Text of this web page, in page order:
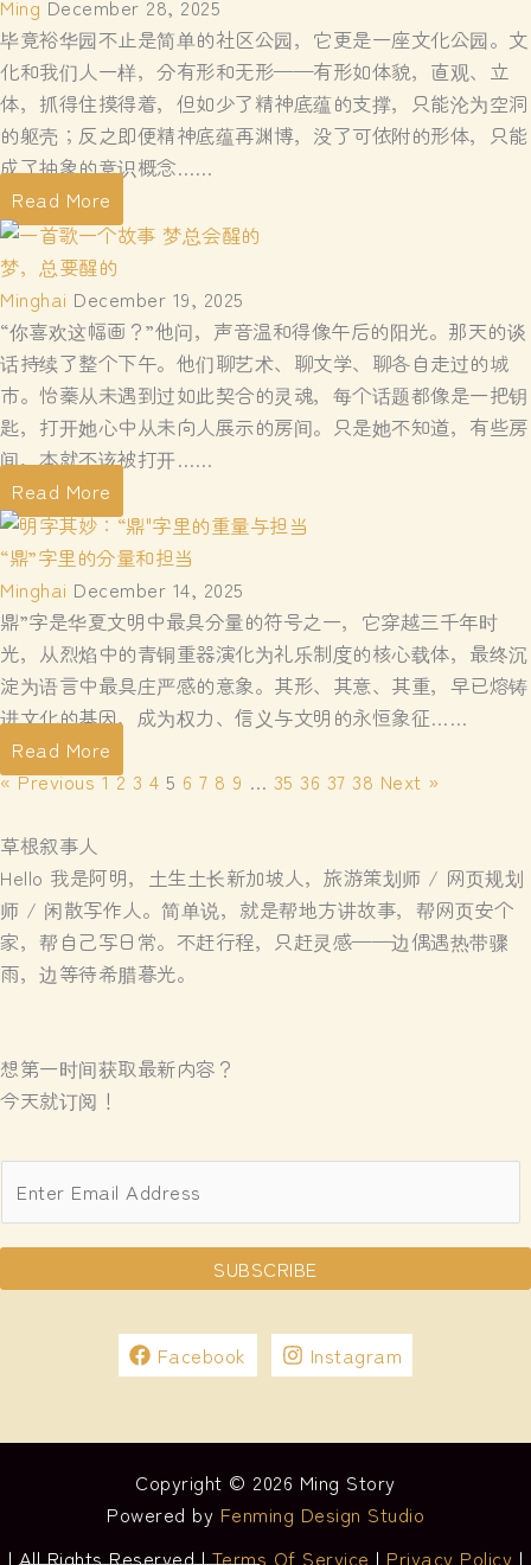
Ming December 28, 2025
毕竟裕华园不止是简单的社区公园，它更是一座文化公园。文
化和我们人一样，分有形和无形——有形如体貌，直观、立
体，抓得住摸得着，但如少了精神底蕴的支撑，只能沦为空洞
的躯壳；反之即便精神底蕴再渊博，没了可依附的形体，只能
成了抽象的意识概念……
Read More
梦，总要醒的
Minghai December 19, 2025
“你喜欢这幅画？”他问，声音温和得像午后的阳光。那天的谈
话持续了整个下午。他们聊艺术、聊文学、聊各自走过的城
市。怡蓁从未遇到过如此契合的灵魂，每个话题都像是一把钥
匙，打开她心中从未向人展示的房间。只是她不知道，有些房
间，本就不该被打开……
Read More
“鼎”字里的分量和担当
Minghai December 14, 2025
鼎”字是华夏文明中最具分量的符号之一，它穿越三千年时
光，从烈焰中的青铜重器演化为礼乐制度的核心载体，最终沉
淀为语言中最具庄严感的意象。其形、其意、其重，早已熔铸
进文化的基因，成为权力、信义与文明的永恒象征……
Read More
« Previous 1 2 3 4 5 6 7 8 9 … 35 36 37 38 Next »
草根叙事人
Hello 我是阿明，土生土长新加坡人，旅游策划师 / 网页规划
师 / 闲散写作人。简单说，就是帮地方讲故事，帮网页安个
家，帮自己写日常。不赶行程，只赶灵感——边偶遇热带骤
雨，边等待希腊暮光。
想第一时间获取最新内容？
今天就订阅！
SUBSCRIBE
Facebook Instagram
Copyright © 2026 Ming Story
Powered by Fenming Design Studio
| All Rights Reserved |Terms Of Service | Privacy Policy |